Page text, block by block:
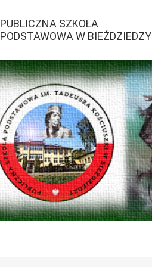
PUBLICZNA SZKOŁA
PODSTAWOWA W BIEŹDZIEDZY